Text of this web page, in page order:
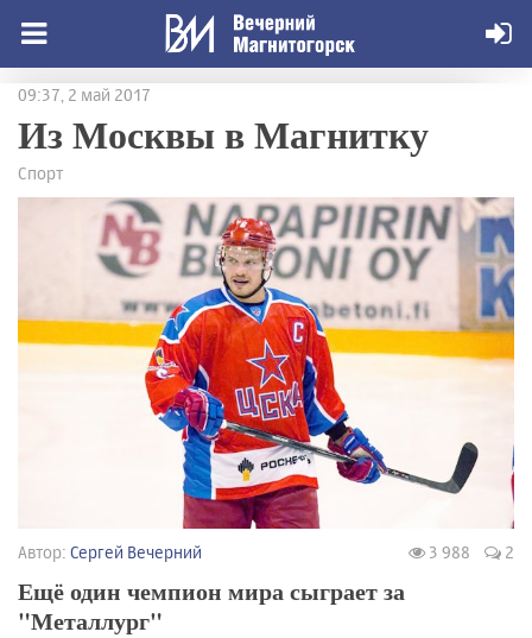
09:37, 2 май 2017
Из Москвы в Магнитку
Спорт
Автор: Сергей Вечерний 3 988 2
Ещё один чемпион мира сыграет за
"Металлург"